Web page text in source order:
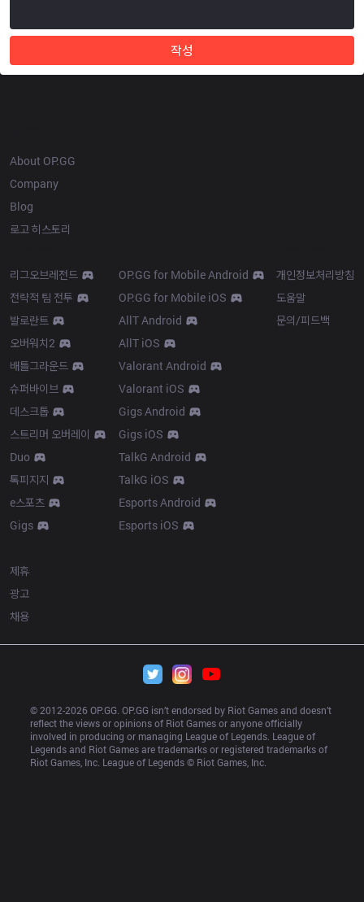
작성
About OP.GG
Company
Blog
로고 히스토리
리그오브레전드
전략적 팀 전투
발로란트
오버워치2
배틀그라운드
슈퍼바이브
데스크톱
스트리머 오버레이
Duo
톡피지지
e스포츠
Gigs
OP.GG for Mobile Android
OP.GG for Mobile iOS
AllT Android
AllT iOS
Valorant Android
Valorant iOS
Gigs Android
Gigs iOS
TalkG Android
TalkG iOS
Esports Android
Esports iOS
개인정보처리방침
도움말
문의/피드백
제휴
광고
채용
© 2012-2026 OP.GG. OP.GG isn’t endorsed by Riot Games and doesn’t
reflect the views or opinions of Riot Games or anyone officially
involved in producing or managing League of Legends. League of
Legends and Riot Games are trademarks or registered trademarks of
Riot Games, Inc. League of Legends © Riot Games, Inc.